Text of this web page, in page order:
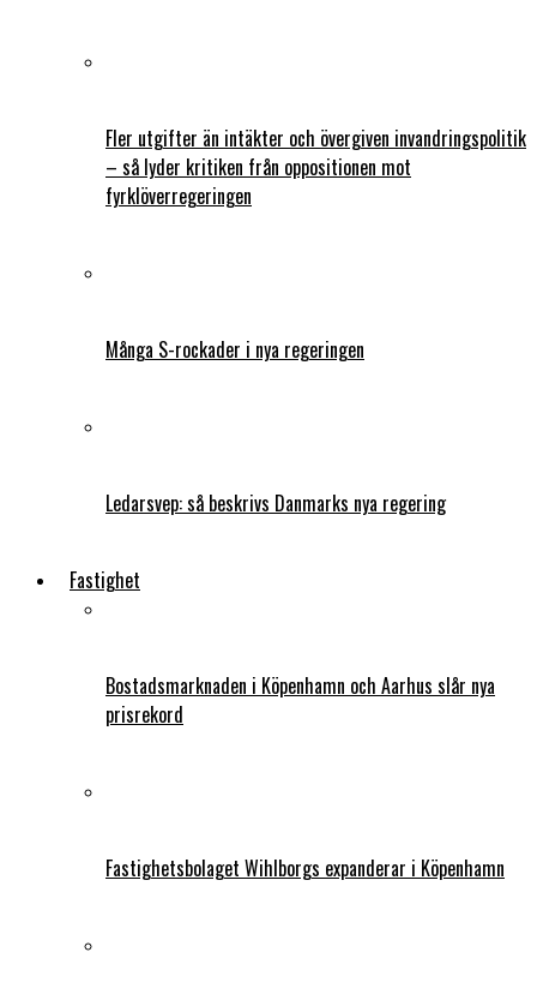
Fler utgifter än intäkter och övergiven invandringspolitik
– så lyder kritiken från oppositionen mot
fyrklöverregeringen
Många S-rockader i nya regeringen
Ledarsvep: så beskrivs Danmarks nya regering
Fastighet
Bostadsmarknaden i Köpenhamn och Aarhus slår nya
prisrekord
Fastighetsbolaget Wihlborgs expanderar i Köpenhamn